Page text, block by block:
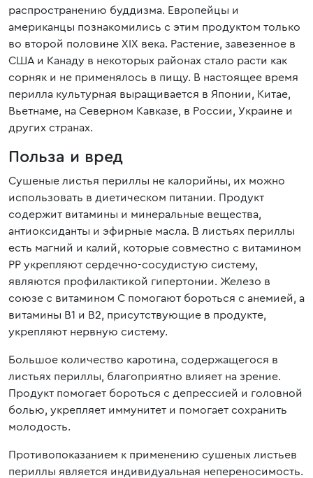
распространению буддизма. Европейцы и
американцы познакомились с этим продуктом только
во второй половине XIX века. Растение, завезенное в
США и Канаду в некоторых районах стало расти как
сорняк и не применялось в пищу. В настоящее время
перилла культурная выращивается в Японии, Китае,
Вьетнаме, на Северном Кавказе, в России, Украине и
других странах.
Польза и вред
Сушеные листья периллы не калорийны, их можно
использовать в диетическом питании. Продукт
содержит витамины и минеральные вещества,
антиоксиданты и эфирные масла. В листьях периллы
есть магний и калий, которые совместно с витамином
РР укрепляют сердечно-сосудистую систему,
являются профилактикой гипертонии. Железо в
союзе с витамином С помогают бороться с анемией, а
витамины В1 и В2, присутствующие в продукте,
укрепляют нервную систему.
Большое количество каротина, содержащегося в
листьях периллы, благоприятно влияет на зрение.
Продукт помогает бороться с депрессией и головной
болью, укрепляет иммунитет и помогает сохранить
молодость.
Противопоказанием к применению сушеных листьев
периллы является индивидуальная непереносимость.